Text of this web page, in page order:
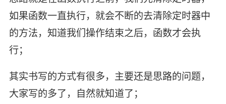
如果函数一直执行，就会不断的去清除定时器中
的方法，知道我们操作结束之后，函数才会执
行；
其实书写的方式有很多，主要还是思路的问题，
大家写的多了，自然就知道了；